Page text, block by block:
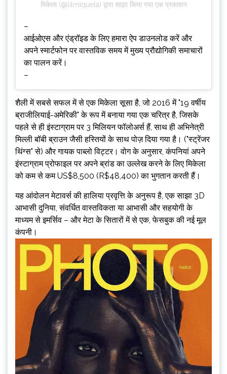
मिकेला (@lilmiquela) द्वारा साझा किया गया एक प्रकाशन
–
आईओएस और एंड्रॉइड के लिए हमारा ऐप डाउनलोड करें और
अपने स्मार्टफोन पर वास्तविक समय में मुख्य प्रौद्योगिकी समाचारों
का पालन करें।
–
शैली में सबसे सफल में से एक मिकेला सूसा है, जो 2016 में "19 वर्षीय
ब्राजीलियाई-अमेरिकी" के रूप में बनाया गया एक चरित्र है, जिसके
पहले से ही इंस्टाग्राम पर 3 मिलियन फॉलोअर्स हैं, साथ ही अभिनेत्री
मिल्ली बॉबी ब्राउन जैसी हस्तियों के साथ पोज़ दिया गया है। ("स्ट्रेंजर
थिंग्स" से) और गायक पाब्लो विट्टर। वोग के अनुसार, कंपनियां अपने
इंस्टाग्राम प्रोफाइल पर अपने ब्रांड का उल्लेख करने के लिए मिकेला
को कम से कम US$8,500 (R$48,400) का भुगतान करती हैं।
यह आंदोलन मेटावर्स की हालिया प्रवृत्ति के अनुरूप है, एक साझा 3D
आभासी दुनिया, संवर्धित वास्तविकता या आभासी और सहयोगी के
माध्यम से इमर्सिव – और मेटा के सितारों में से एक, फेसबुक की नई मूल
कंपनी।